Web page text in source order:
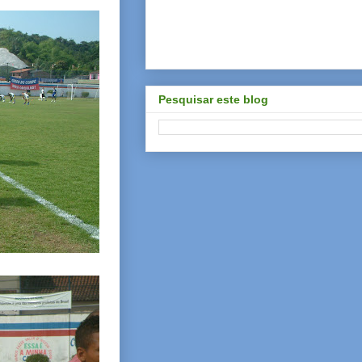
Pesquisar este blog